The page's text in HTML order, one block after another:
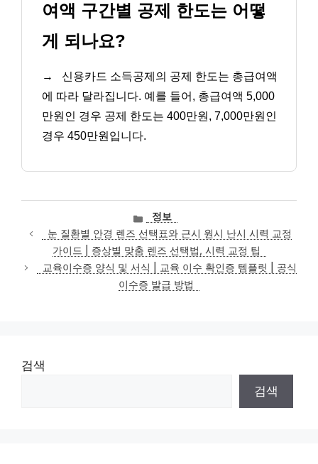
여액 구간별 공제 한도는 어떻
게 되나요?
→
신용카드 소득공제의 공제 한도는 총급여액
에 따라 달라집니다. 예를 들어, 총급여액 5,000
만원인 경우 공제 한도는 400만원, 7,000만원인
경우 450만원입니다.
카
테
고
리
정보
눈 질환별 안경 렌즈 선택표와 근시 원시 난시 시력 교정
가이드 | 증상별 맞춤 렌즈 선택법, 시력 교정 팁
교육이수증 양식 및 서식 | 교육 이수 확인증 템플릿 | 공식
이수증 발급 방법
검색
검색